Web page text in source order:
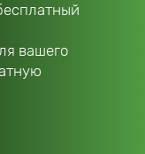
вашего